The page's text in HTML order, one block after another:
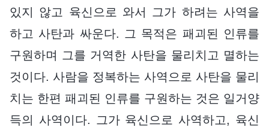
있지 않고 육신으로 와서 그가 하려는 사역을
하고 사탄과 싸운다. 그 목적은 패괴된 인류를
구원하며 그를 거역한 사탄을 물리치고 멸하는
것이다. 사람을 정복하는 사역으로 사탄을 물리
치는 한편 패괴된 인류를 구원하는 것은 일거양
득의 사역이다. 그가 육신으로 사역하고, 육신